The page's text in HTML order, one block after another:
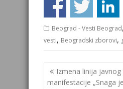
Beograd - Vesti Beograd,
vesti, Beogradski zborovi,
Кретање
чланка
Izmena linija
manifestacije „Snaga